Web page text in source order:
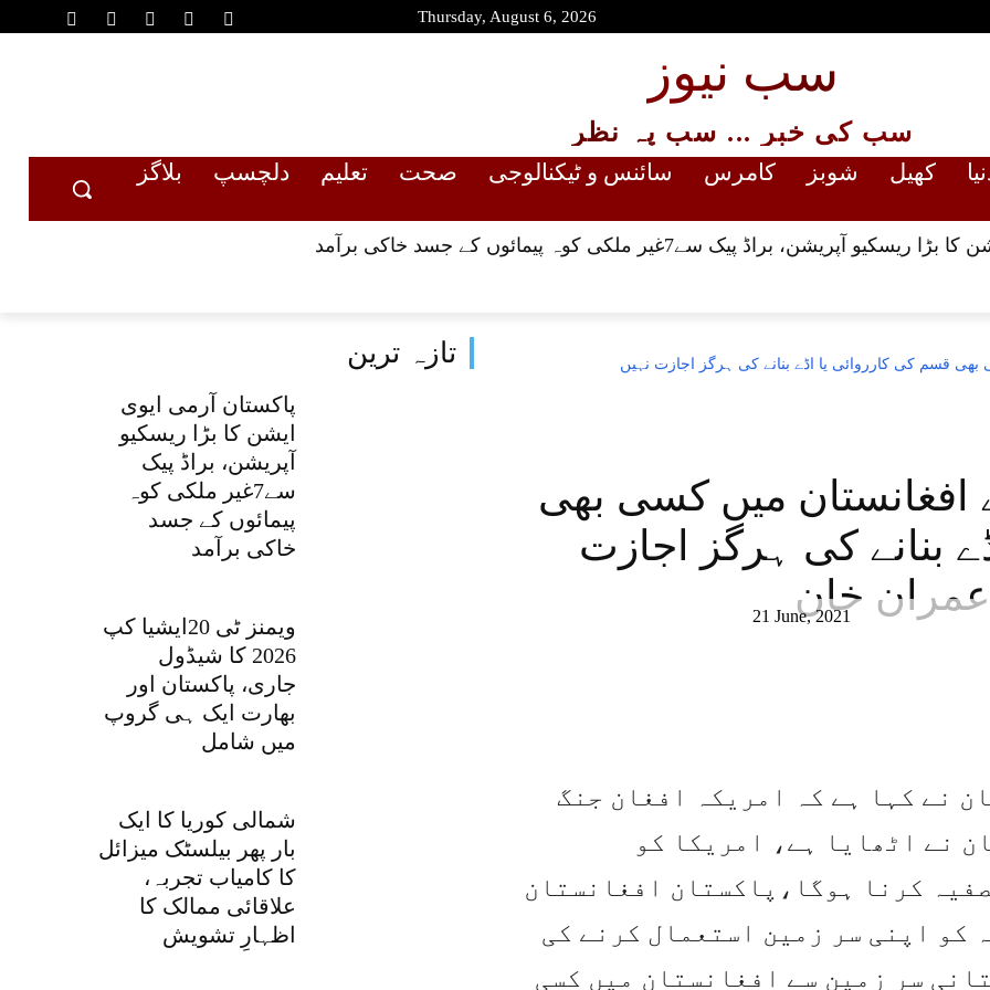
Thursday, August 6, 2026
سب نیوز
سب کی خبر ... سب پہ نظر
کھیل شوبز کامرس سائنس و ٹیکنالوجی صحت تعلیم دلچسپ
بلاگز
آپریشن، براڈ پیک سے7غیر ملکی کوہ پیمائوں کے جسد خاکی برآمد
تازہ ترین
پاکستان آرمی ایوی
ایشن کا بڑا ریسکیو
آپریشن، براڈ پیک
سے7غیر ملکی کوہ
پیمائوں کے جسد
خاکی برآمد
ویمنز ٹی 20ایشیا کپ
2026 کا شیڈول
جاری، پاکستان اور
بھارت ایک ہی گروپ
میں شامل
شمالی کوریا کا ایک
بار پھر بیلسٹک میزائل
کا کامیاب تجربہ،
علاقائی ممالک کا
اظہارِ تشویش
قسم کی کارروائی یا اڈے بنانے کی ہرگز اجازت نہیں
میں کسی بھی
بنانے کی ہرگز اجازت
عمران خان
21 June, 2021
نے کہا ہے کہ امریکہ افغان جنگ
نے اٹھایا ہے، امریکا کو
کرنا ہوگا،پاکستان افغانستان
کو اپنی سر زمین استعمال کرنے کی
سر زمین سے افغانستان میں کسی